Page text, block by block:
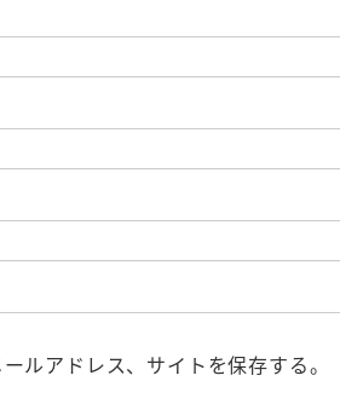
ルアドレス、サイトを保存する。